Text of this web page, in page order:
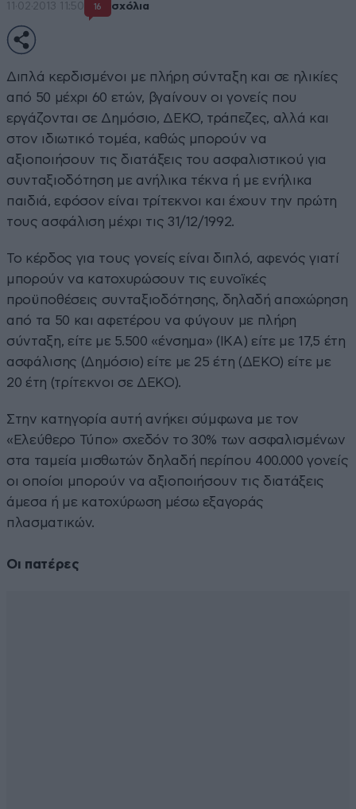
11·02·2013 11:50 16 σχόλια
Διπλά κερδισμένοι με πλήρη σύνταξη και σε ηλικίες
από 50 μέχρι 60 ετών, βγαίνουν οι γονείς που
εργάζονται σε Δημόσιο, ΔΕΚΟ, τράπεζες, αλλά και
στον ιδιωτικό τομέα, καθώς μπορούν να
αξιοποιήσουν τις διατάξεις του ασφαλιστικού για
συνταξιοδότηση με ανήλικα τέκνα ή με ενήλικα
παιδιά, εφόσον είναι τρίτεκνοι και έχουν την πρώτη
τους ασφάλιση μέχρι τις 31/12/1992.
Το κέρδος για τους γονείς είναι διπλό, αφενός γιατί
μπορούν να κατοχυρώσουν τις ευνοϊκές
προϋποθέσεις συνταξιοδότησης, δηλαδή αποχώρηση
από τα 50 και αφετέρου να φύγουν με πλήρη
σύνταξη, είτε με 5.500 «ένσημα» (ΙΚΑ) είτε με 17,5 έτη
ασφάλισης (Δημόσιο) είτε με 25 έτη (ΔΕΚΟ) είτε με
20 έτη (τρίτεκνοι σε ΔΕΚΟ).
Στην κατηγορία αυτή ανήκει σύμφωνα με τον
«Ελεύθερο Τύπο» σχεδόν το 30% των ασφαλισμένων
στα ταμεία μισθωτών δηλαδή περίπου 400.000 γονείς
οι οποίοι μπορούν να αξιοποιήσουν τις διατάξεις
άμεσα ή με κατοχύρωση μέσω εξαγοράς
πλασματικών.
Οι πατέρες